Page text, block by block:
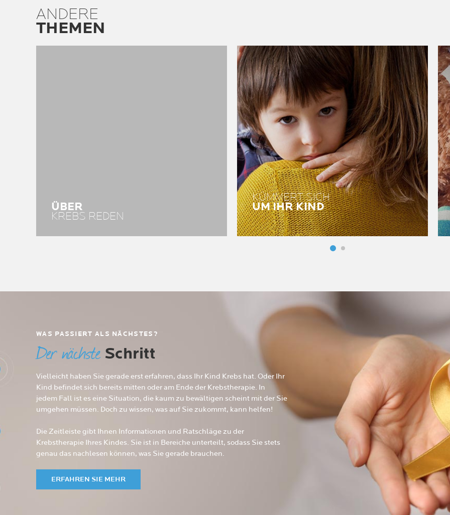
ANDERE
THEMEN
ÜBER
KREBS REDEN​
KÜMMERT SICH
UM IHR KIND
WAS PASSIERT ALS NÄCHSTES?​
Der nächste Schritt
Vielleicht haben Sie gerade erst erfahren, dass Ihr Kind Krebs hat. Oder Ihr
Kind befindet sich bereits mitten oder am Ende der Krebstherapie. In
jedem Fall ist es eine Situation, die kaum zu bewältigen scheint mit der Sie
umgehen müssen. Doch zu wissen, was auf Sie zukommt, kann helfen!​
Die Zeitleiste gibt Ihnen Informationen und Ratschläge zu der
Krebstherapie Ihres Kindes. Sie ist in Bereiche unterteilt, sodass Sie stets
genau das nachlesen können, was Sie gerade brauchen. ​
ERFAHREN SIE MEHR